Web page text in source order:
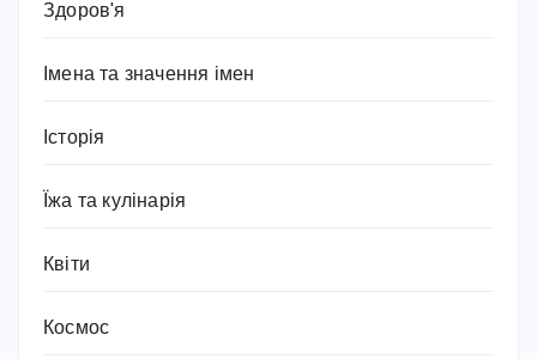
Здоров'я
Імена та значення імен
Історія
Їжа та кулінарія
Квіти
Космос